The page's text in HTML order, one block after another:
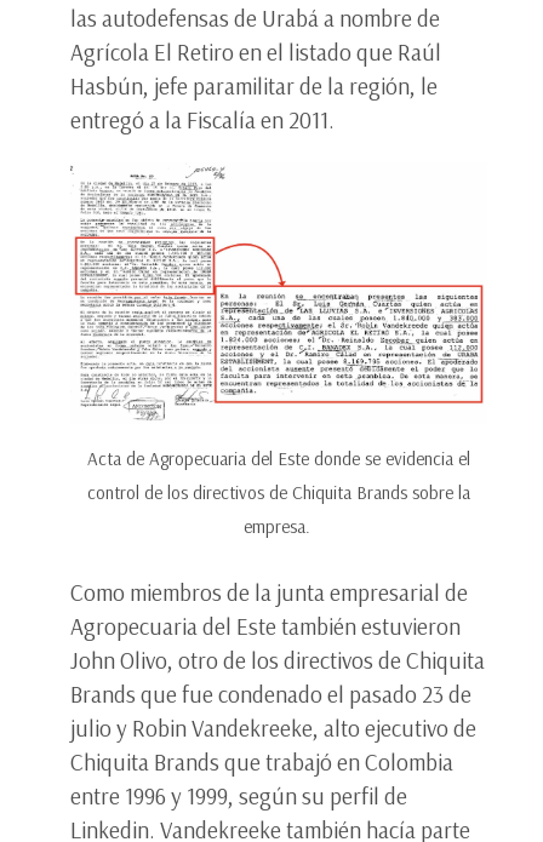
las autodefensas de Urabá a nombre de
Agrícola El Retiro en el listado que Raúl
Hasbún, jefe paramilitar de la región, le
entregó a la Fiscalía en 2011.
Acta de Agropecuaria del Este donde se evidencia el
control de los directivos de Chiquita Brands sobre la
empresa.
Como miembros de la junta empresarial de
Agropecuaria del Este también estuvieron
John Olivo, otro de los directivos de Chiquita
Brands que fue condenado el pasado 23 de
julio y Robin Vandekreeke, alto ejecutivo de
Chiquita Brands que trabajó en Colombia
entre 1996 y 1999, según su perfil de
Linkedin. Vandekreeke también hacía parte